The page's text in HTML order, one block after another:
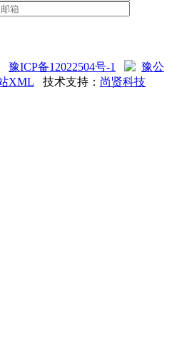
豫ICP备12022504号-1
豫公
XML 技术支持： 尚贤科技